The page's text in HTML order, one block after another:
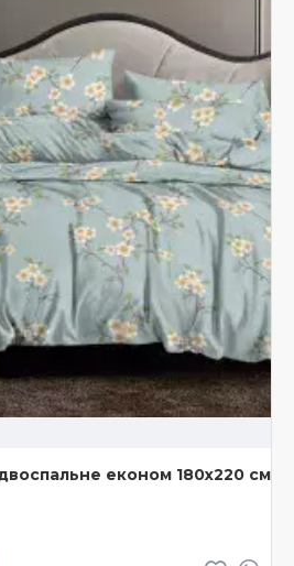
економ 180х220 см